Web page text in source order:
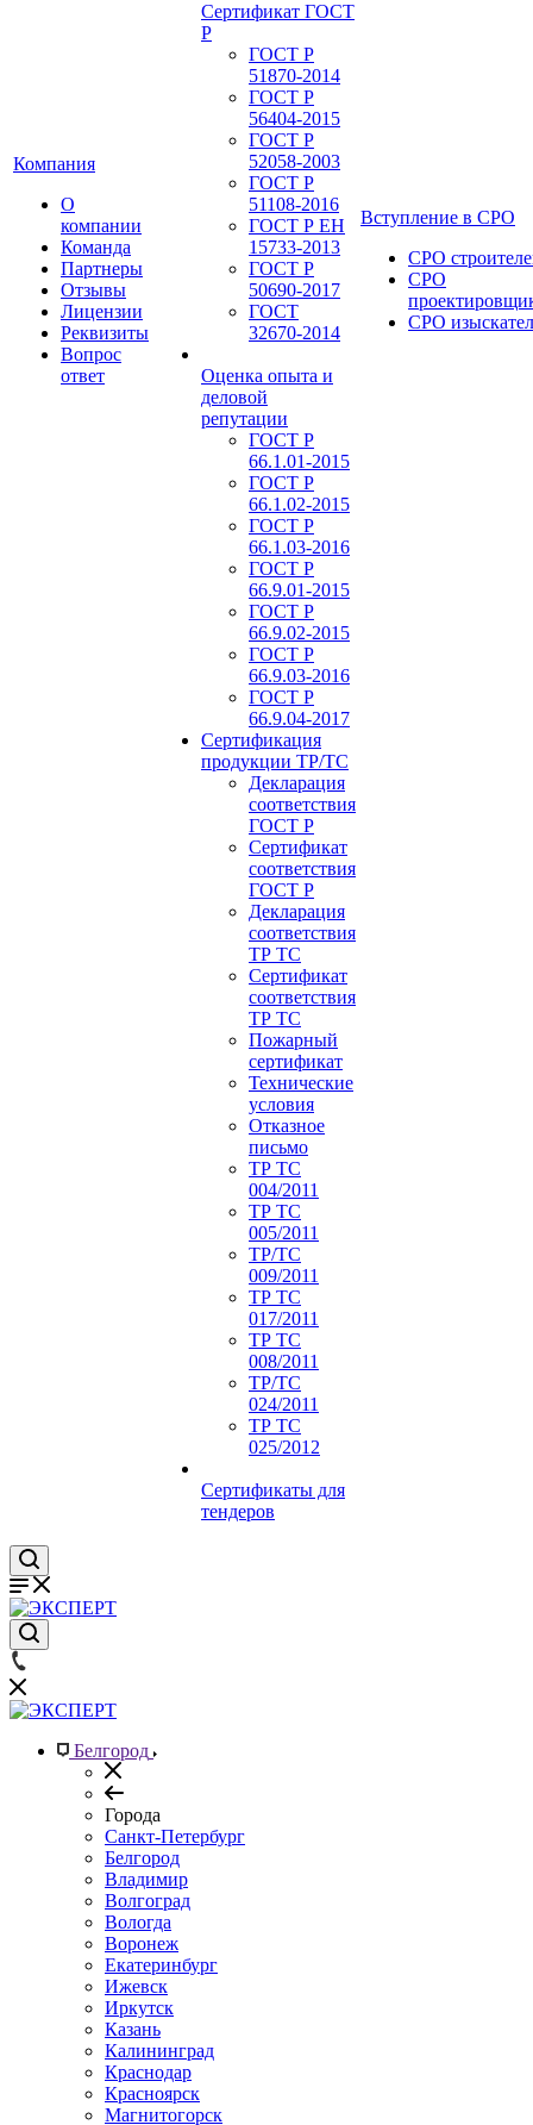
Компания
О
компании
Команда
Партнеры
Отзывы
Лицензии
Реквизиты
Вопрос
ответ
Сертификат ГОСТ
Р
ГОСТ Р
51870-2014
ГОСТ Р
56404-2015
ГОСТ Р
52058-2003
ГОСТ Р
51108-2016
ГОСТ Р ЕН
15733-2013
ГОСТ Р
50690-2017
ГОСТ
32670-2014
Оценка опыта и
деловой
репутации
ГОСТ Р
66.1.01-2015
ГОСТ Р
66.1.02-2015
ГОСТ Р
66.1.03-2016
ГОСТ Р
66.9.01-2015
ГОСТ Р
66.9.02-2015
ГОСТ Р
66.9.03-2016
ГОСТ Р
66.9.04-2017
Сертификация
продукции ТР/ТС
Декларация
соответствия
ГОСТ Р
Сертификат
соответствия
ГОСТ Р
Декларация
соответствия
ТР ТС
Сертификат
соответствия
ТР ТС
Пожарный
сертификат
Технические
условия
Отказное
письмо
ТР ТС
004/2011
ТР ТС
005/2011
ТР/ТС
009/2011
ТР ТС
017/2011
ТР ТС
008/2011
ТР/ТС
024/2011
ТР ТС
025/2012
Сертификаты для
тендеров
Вступление в СРО
СРО
СРО
СРО
Белгород
Города
Санкт-Петербург
Белгород
Владимир
Волгоград
Вологда
Воронеж
Екатеринбург
Ижевск
Иркутск
Казань
Калининград
Краснодар
Красноярск
Магнитогорск